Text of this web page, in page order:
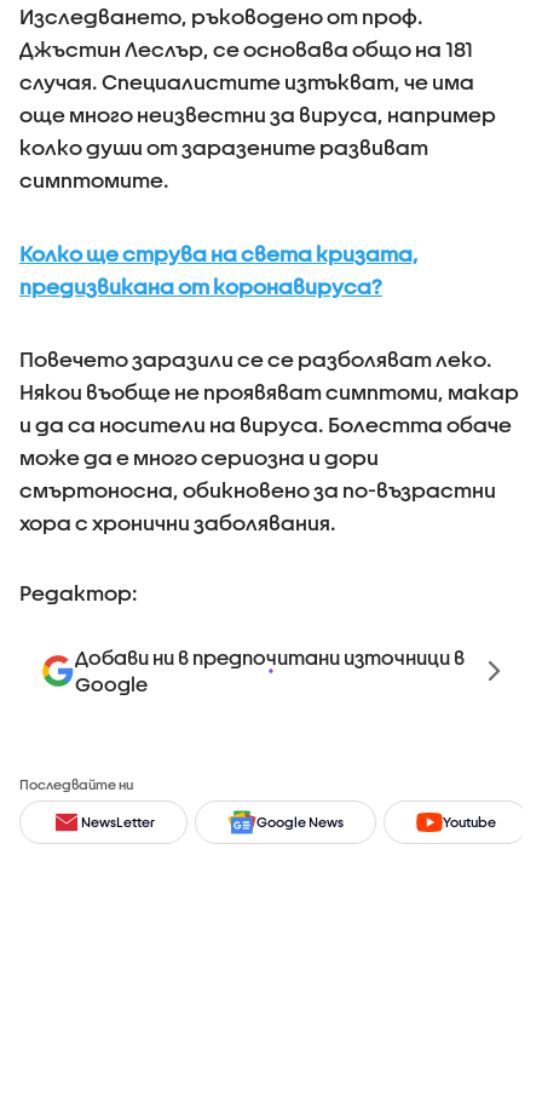
Изследването, ръководено от проф.
Джъстин Леслър, се основава общо на 181
случая. Специалистите изтъкват, че има
още много неизвестни за вируса, например
колко души от заразените развиват
симптомите.
Колко ще струва на света кризата,
предизвикана от коронавируса?
Повечето заразили се се разболяват леко.
Някои въобще не проявяват симптоми, макар
и да са носители на вируса. Болестта обаче
може да е много сериозна и дори
смъртоносна, обикновено за по-възрастни
хора с хронични заболявания.
Редактор:
Добави ни в предпочитани източници в
Google
Последвайте ни
NewsLetter Google News Youtube